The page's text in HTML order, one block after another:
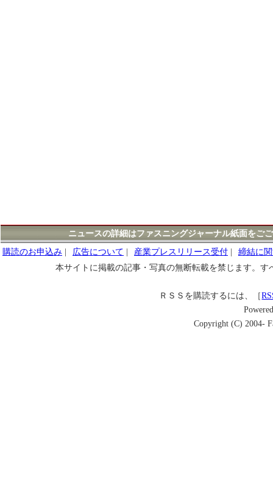
ニュースの詳細はファスニングジャーナル紙面をご
購読のお申込み
広告について 産業プレスリリース受付
締結に
本サイトに掲載の記事・写真の無断転載を禁じます。
ＲＳＳを購読するには、［
Copyright (C) 2004-